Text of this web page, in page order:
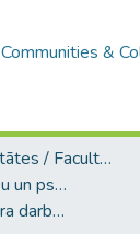
Communities &
B4 – LU fakultātes / Faculties of the UL
A -- Izglītības zinātņu un psiholoģijas fakultāte / Faculty of Education Sciences and Psychology
Bakalaura un maģistra darbi (PPMF) / Bachelor's and Master's theses